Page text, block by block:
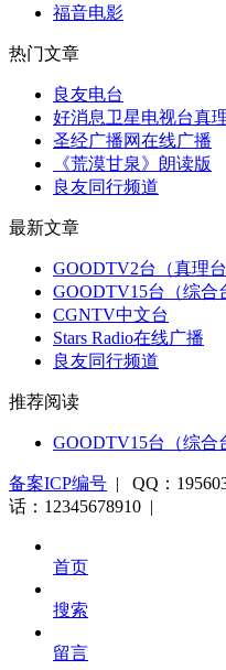
福音电影
热门文章
良友电台
好消息卫星电视台真
圣经广播网在线广播
《荒漠甘泉》朗读版
良友同行频道
最新文章
GOODTV2台（真理台
GOODTV15台（综合
CGNTV中文台
Stars Radio在线广播
良友同行频道
推荐阅读
GOODTV15台（综合
备案ICP编号 | QQ：
话：12345678910 |
首页
搜索
留言